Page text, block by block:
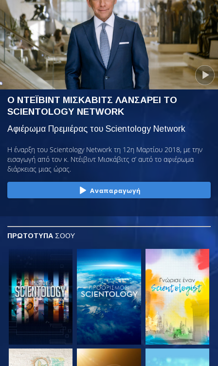
Ο ΝΤΕΪΒΙΝΤ ΜΙΣΚΑΒΙΤΣ ΛΑΝΣΑΡΕΙ ΤΟ
SCIENTOLOGY NETWORK
Αφιέρωμα Πρεμιέρας του Scientology Network
Η έναρξη του Scientology Network τη 12η Μαρτίου 2018, με την
εισαγωγή από τον κ. Ντέιβιντ Μισκάβιτς σ’ αυτό το αφιέρωμα
διάρκειας μιας ώρας.
Αναπαραγωγή
ΠΡΩΤΟΤΥΠΑ ΣΟΟΥ